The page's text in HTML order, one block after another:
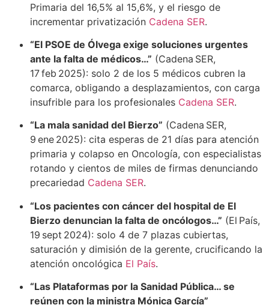
Primaria del 16,5% al 15,6%, y el riesgo de
incrementar privatización Cadena SER.
“El PSOE de Ólvega exige soluciones urgentes
ante la falta de médicos…” (Cadena SER,
17 feb 2025): solo 2 de los 5 médicos cubren la
comarca, obligando a desplazamientos, con carga
insufrible para los profesionales Cadena SER.
“La mala sanidad del Bierzo” (Cadena SER,
9 ene 2025): cita esperas de 21 días para atención
primaria y colapso en Oncología, con especialistas
rotando y cientos de miles de firmas denunciando
precariedad Cadena SER.
“Los pacientes con cáncer del hospital de El
Bierzo denuncian la falta de oncólogos…” (El País,
19 sept 2024): solo 4 de 7 plazas cubiertas,
saturación y dimisión de la gerente, crucificando la
atención oncológica El País.
“Las Plataformas por la Sanidad Pública… se
reúnen con la ministra Mónica García”